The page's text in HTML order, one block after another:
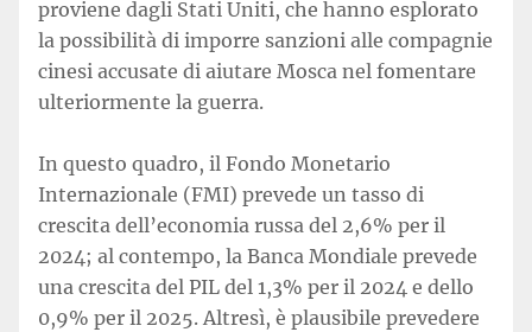
proviene dagli Stati Uniti, che hanno esplorato
la possibilità di imporre sanzioni alle compagnie
cinesi accusate di aiutare Mosca nel fomentare
ulteriormente la guerra.
In questo quadro, il Fondo Monetario
Internazionale (FMI) prevede un tasso di
crescita dell’economia russa del 2,6% per il
2024; al contempo, la Banca Mondiale prevede
una crescita del PIL del 1,3% per il 2024 e dello
0,9% per il 2025. Altresì, è plausibile prevedere